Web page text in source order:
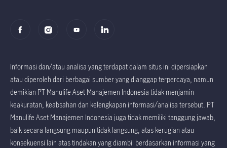
Informasi dan/atau analisa yang terdapat dalam situs ini dipersiapkan
atau diperoleh dari berbagai sumber yang dianggap terpercaya, namun
demikian PT Manulife Aset Manajemen Indonesia tidak menjamin
keakuratan, keabsahan dan kelengkapan informasi/analisa tersebut. PT
Manulife Aset Manajemen Indonesia juga tidak memiliki tanggung jawab,
baik secara langsung maupun tidak langsung, atas kerugian atau
konsekuensi lain atas tindakan yang diambil berdasarkan informasi yang